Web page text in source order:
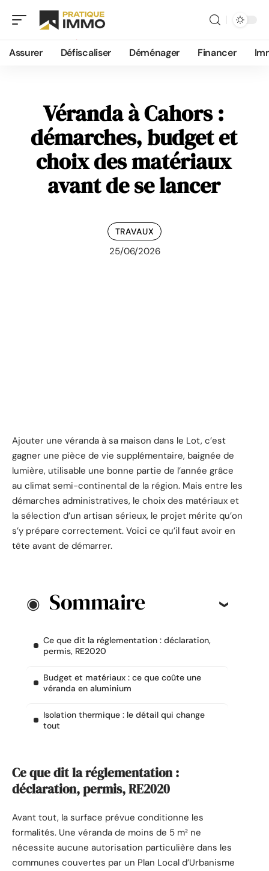
Assurer Défiscaliser Déménager Financer
Véranda à Cahors :
démarches, budget et
choix des matériaux
avant de se lancer
TRAVAUX
25/06/2026
Ajouter une véranda à sa maison dans le Lot, c’est
gagner une pièce de vie supplémentaire, baignée de
lumière, utilisable une bonne partie de l’année grâce
au climat semi-continental de la région. Mais entre les
démarches administratives, le choix des matériaux et
la sélection d’un artisan sérieux, le projet mérite qu’on
s’y prépare correctement. Voici ce qu’il faut avoir en
tête avant de démarrer.
Sommaire
Ce que dit la réglementation : déclaration,
permis, RE2020
Budget et matériaux : ce que coûte une
véranda en aluminium
Isolation thermique : le détail qui change
tout
Ce que dit la réglementation :
déclaration, permis, RE2020
Avant tout, la surface prévue conditionne les
formalités. Une véranda de moins de 5 m² ne
nécessite aucune autorisation particulière dans les
communes couvertes par un Plan Local d’Urbanisme